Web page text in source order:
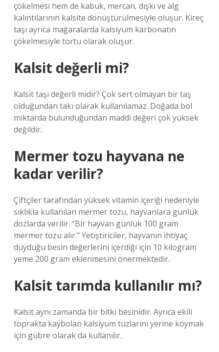
çökelmesi hem de kabuk, mercan, dışkı ve alg
kalıntılarının kalsite dönüştürülmesiyle oluşur. Kireç
taşı ayrıca mağaralarda kalsiyum karbonatın
çökelmesiyle tortu olarak oluşur.
Kalsit değerli mi?
Kalsit taşı değerli midir? Çok sert olmayan bir taş
olduğundan takı olarak kullanılamaz. Doğada bol
miktarda bulunduğundan maddi değeri çok yüksek
değildir.
Mermer tozu hayvana ne
kadar verilir?
Çiftçiler tarafından yüksek vitamin içeriği nedeniyle
sıklıkla kullanılan mermer tozu, hayvanlara günlük
dozlarda verilir. “Bir hayvan günlük 100 gram
mermer tozu alır.” Yetiştiriciler, hayvanın ihtiyaç
duyduğu besin değerlerini içerdiği için 10 kilogram
yeme 200 gram eklenmesini önermektedir.
Kalsit tarımda kullanılır mı?
Kalsit aynı zamanda bir bitki besinidir. Ayrıca ekili
toprakta kaybolan kalsiyum tuzlarını yerine koymak
için gübre olarak da kullanılır.